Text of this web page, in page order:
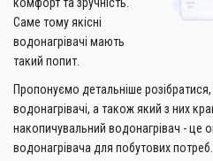
Саме тому якісні
водонагрівачі мають
такий попит.
Пропонуємо детальніше розібратися,
водонагрівачі, а також який з них
накопичувальний водонагрівач - це
водонагрівача для побутових потреб.